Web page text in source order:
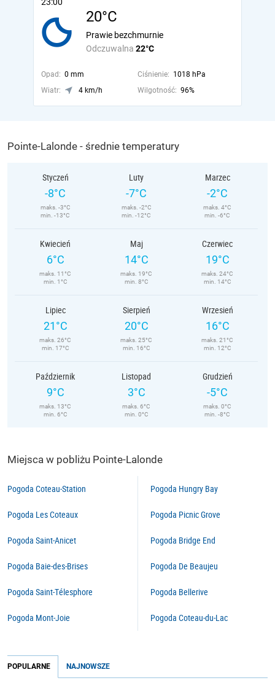
20°C
Odczuwalna 22°C
Prawie bezchmurnie
Opad: 0 mm Ciśnienie: 1018 hPa
Wiatr:
4 km/h Wilgotność: 96%
Pointe-Lalonde - średnie temperatury
Styczeń
-8°C
maks. -3°C
min. -13°C
Luty
-7°C
maks. -2°C
min. -12°C
Marzec
-2°C
maks. 4°C
min. -6°C
Kwiecień
6°C
maks. 11°C
min. 1°C
Maj
14°C
maks. 19°C
min. 8°C
Czerwiec
19°C
maks. 24°C
min. 14°C
Lipiec
21°C
maks. 26°C
min. 17°C
Sierpień
20°C
maks. 25°C
min. 16°C
Wrzesień
16°C
maks. 21°C
min. 12°C
Październik
9°C
maks. 13°C
min. 6°C
Listopad
3°C
maks. 6°C
min. 0°C
Grudzień
-5°C
maks. 0°C
min. -8°C
Miejsca w pobliżu Pointe-Lalonde
Pogoda Coteau-Station
Pogoda Les Coteaux
Pogoda Saint-Anicet
Pogoda Baie-des-Brises
Pogoda Saint-Télesphore
Pogoda Mont-Joie
Pogoda Hungry Bay
Pogoda Picnic Grove
Pogoda Bridge End
Pogoda De Beaujeu
Pogoda Bellerive
Pogoda Coteau-du-Lac
POPULARNE NAJNOWSZE